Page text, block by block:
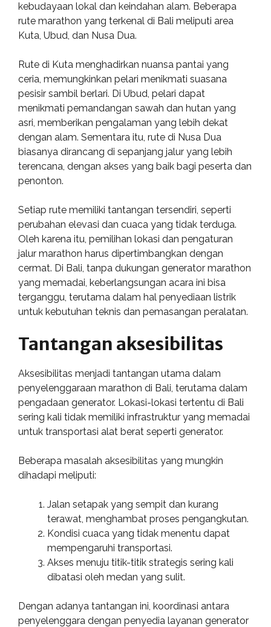
kebudayaan lokal dan keindahan alam. Beberapa
rute marathon yang terkenal di Bali meliputi area
Kuta, Ubud, dan Nusa Dua.
Rute di Kuta menghadirkan nuansa pantai yang
ceria, memungkinkan pelari menikmati suasana
pesisir sambil berlari. Di Ubud, pelari dapat
menikmati pemandangan sawah dan hutan yang
asri, memberikan pengalaman yang lebih dekat
dengan alam. Sementara itu, rute di Nusa Dua
biasanya dirancang di sepanjang jalur yang lebih
terencana, dengan akses yang baik bagi peserta dan
penonton.
Setiap rute memiliki tantangan tersendiri, seperti
perubahan elevasi dan cuaca yang tidak terduga.
Oleh karena itu, pemilihan lokasi dan pengaturan
jalur marathon harus dipertimbangkan dengan
cermat. Di Bali, tanpa dukungan generator marathon
yang memadai, keberlangsungan acara ini bisa
terganggu, terutama dalam hal penyediaan listrik
untuk kebutuhan teknis dan pemasangan peralatan.
Tantangan aksesibilitas
Aksesibilitas menjadi tantangan utama dalam
penyelenggaraan marathon di Bali, terutama dalam
pengadaan generator. Lokasi-lokasi tertentu di Bali
sering kali tidak memiliki infrastruktur yang memadai
untuk transportasi alat berat seperti generator.
Beberapa masalah aksesibilitas yang mungkin
dihadapi meliputi:
Jalan setapak yang sempit dan kurang
terawat, menghambat proses pengangkutan.
Kondisi cuaca yang tidak menentu dapat
mempengaruhi transportasi.
Akses menuju titik-titik strategis sering kali
dibatasi oleh medan yang sulit.
Dengan adanya tantangan ini, koordinasi antara
penyelenggara dengan penyedia layanan generator